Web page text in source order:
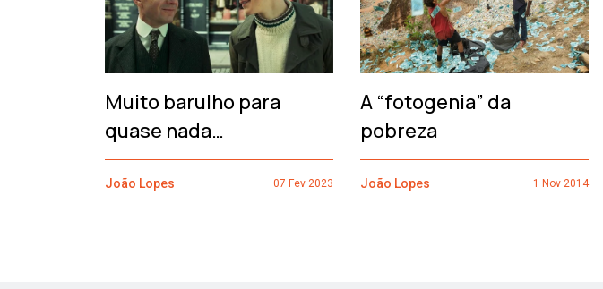
Muito barulho para
quase nada…
João Lopes 07 Fev 2023
A “fotogenia” da
pobreza
João Lopes 1 Nov 2014
‹